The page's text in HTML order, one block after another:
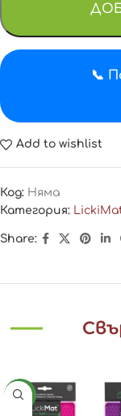
📞
Add to wishlist
Код: Няма
Категория:
Share:
NEW